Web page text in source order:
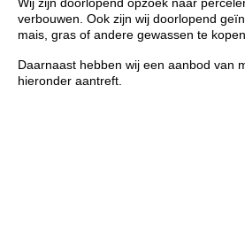
verbouwen. Ook zijn wij doorlopend
mais, gras of andere gewassen te kopen.
Daarnaast hebben wij een aanbod van
hieronder aantreft.